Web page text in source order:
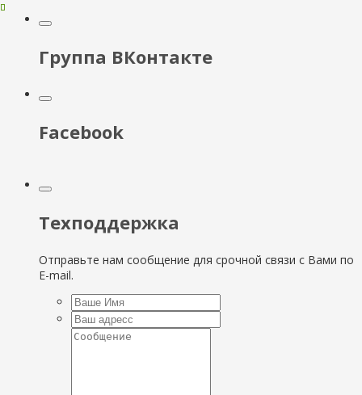
Группа ВКонтакте
Facebook
Техподдержка
Отправьте нам сообщение для срочной связи с Вами по
E-mail.